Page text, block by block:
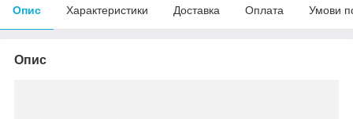
Опис Характеристики Доставка Оплата Умови
Опис